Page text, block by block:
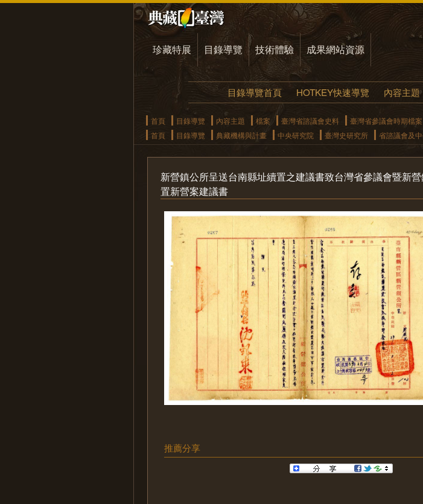
珍藏特展 目錄導覽 技術體驗 成果網站資源
目錄導覽首頁 HOTKEY快速導覽 內容主題
首頁 目錄導覽 內容主題 檔案 臺灣省諮議會史料 臺灣省參議會時期檔案
首頁
目錄導覽 典藏機構與計畫 中央研究院 臺灣史研究所 省諮議會及
新營鎮公所呈送台南縣址續置之建議書致台灣省參議會暨新
置新營案建議書
推薦分享